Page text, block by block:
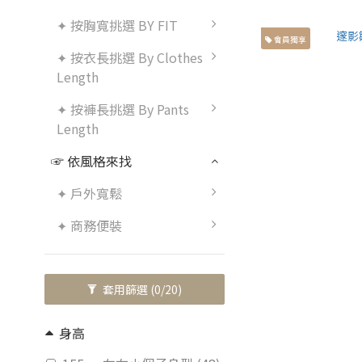
✦ 按胸寬挑選 BY FIT
✦ 按衣長挑選 By Clothes
Length
✦ 按褲長挑選 By Pants
Length
☞ 依風格來找
✦ 戶外寬鬆
✦ 商務便裝
套用篩選 (0/20)
身高
會員獨享